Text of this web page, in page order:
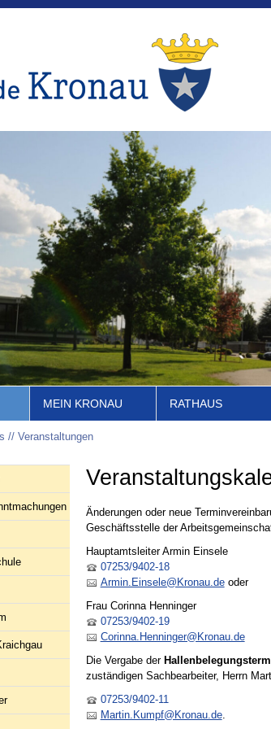
MEIN KRONAU RATHAUS
Veranstaltungen
Änderungen oder neue
Geschäftsstelle der
Hauptamtsleiter Armin Einsele
07253/9402-18
Armin.Einsele@Kronau.deoder
Frau Corinna Henninger
07253/9402-19
Corinna.Henninger@Kronau.de
Die Vergabe der
zuständigen Sachbearbeiter, Herrn
07253/9402-11
Martin.Kumpf@Kronau.de.